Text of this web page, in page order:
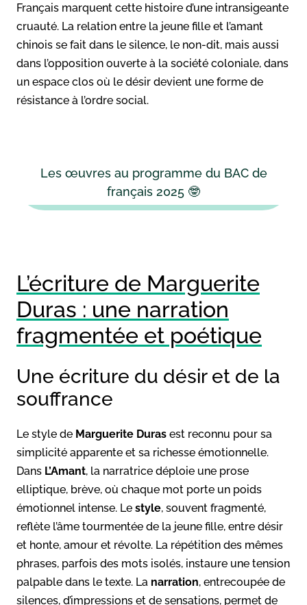
Français marquent cette histoire d’une intransigeante
cruauté. La relation entre la jeune fille et l’amant
chinois se fait dans le silence, le non-dit, mais aussi
dans l’opposition ouverte à la société coloniale, dans
un espace clos où le désir devient une forme de
résistance à l’ordre social.
Les œuvres au programme du BAC de
français 2025 🤓
L’écriture de Marguerite
Duras : une narration
fragmentée et poétique
Une écriture du désir et de la
souffrance
Le style de Marguerite Duras est reconnu pour sa
simplicité apparente et sa richesse émotionnelle.
Dans L’Amant, la narratrice déploie une prose
elliptique, brève, où chaque mot porte un poids
émotionnel intense. Le style, souvent fragmenté,
reflète l’âme tourmentée de la jeune fille, entre désir
et honte, amour et révolte. La répétition des mêmes
phrases, parfois des mots isolés, instaure une tension
palpable dans le texte. La narration, entrecoupée de
silences, d’impressions et de sensations, permet de